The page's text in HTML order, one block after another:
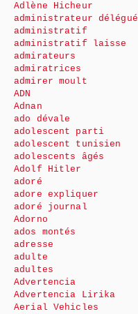
Adlène Hicheur
administrateur délégué
administratif
administratif laisse
admirateurs
admiratrices
admirer moult
ADN
Adnan
ado dévale
adolescent parti
adolescent tunisien
adolescents âgés
Adolf Hitler
adoré
adore expliquer
adoré journal
Adorno
ados montés
adresse
adulte
adultes
Advertencia
Advertencia Lirika
Aerial Vehicles